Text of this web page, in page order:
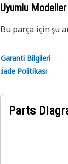
Uyumlu Modeller
Bu parça için şu
Garanti Bilgileri
İade Politikası
Parts